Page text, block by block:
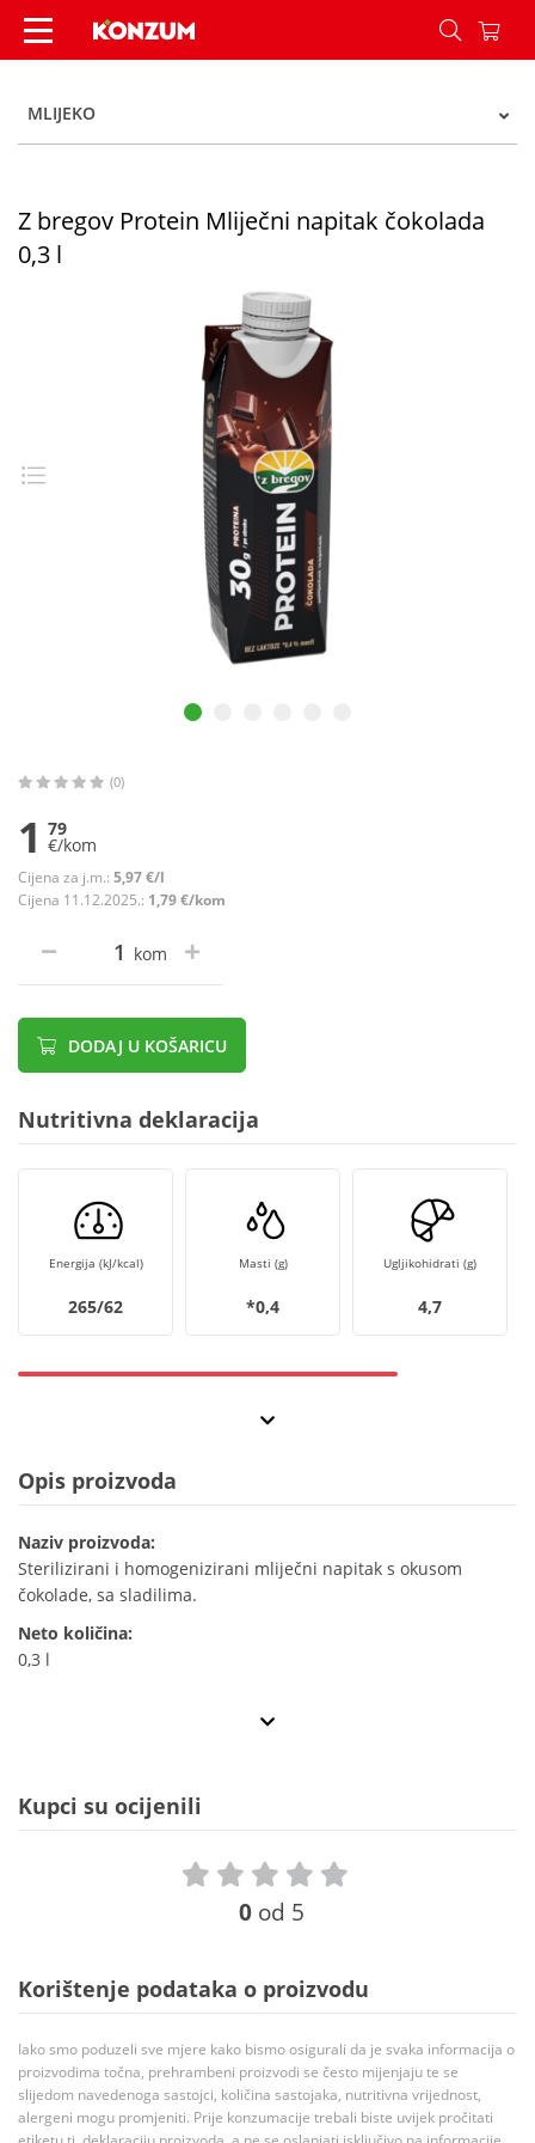
Z bregov Protein Mliječni napitak čokolada 0,3 l -
MLIJEKO
Z bregov Protein Mliječni napitak čokolada
0,3 l
(0)
1 79
€/kom
Cijena za j.m.: 5,97 €/l
Cijena 11.12.2025.: 1,79 €/kom
kom
DODAJ U KOŠARICU
Nutritivna deklaracija
Energija (kJ/kcal)
265/62
Masti (g)
*0,4
Ugljikohidrati (g)
4,7
Opis proizvoda
Naziv proizvoda:
Sterilizirani i homogenizirani mliječni napitak s okusom
čokolade, sa sladilima.
Neto količina:
0,3 l
Kupci su ocijenili
0 od 5
Korištenje podataka o proizvodu
Iako smo poduzeli sve mjere kako bismo osigurali da je svaka informacija o
proizvodima točna, prehrambeni proizvodi se često mijenjaju te se
slijedom navedenoga sastojci, količina sastojaka, nutritivna vrijednost,
alergeni mogu promjeniti. Prije konzumacije trebali biste uvijek pročitati